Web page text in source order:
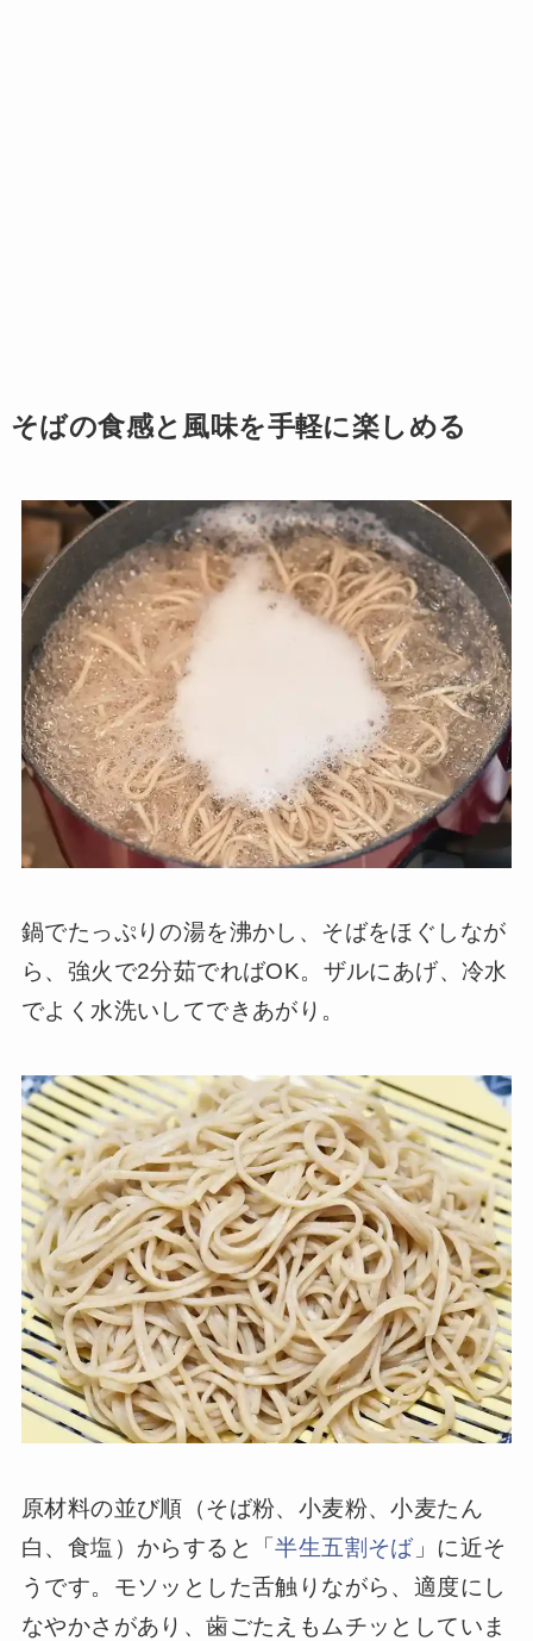
そばの食感と風味を手軽に楽しめる
鍋でたっぷりの湯を沸かし、そばをほぐしなが
ら、強火で2分茹でればOK。ザルにあげ、冷水
でよく水洗いしてできあがり。
原材料の並び順（そば粉、小麦粉、小麦たん
白、食塩）からすると「半生五割そば」に近そ
うです。モソッとした舌触りながら、適度にし
なやかさがあり、歯ごたえもムチッとしていま